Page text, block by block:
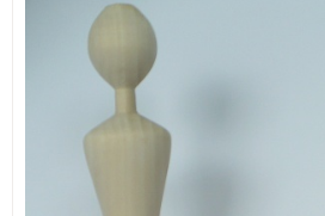
МЕБЕЛИ И
КАНЦЕЛАРСКИ